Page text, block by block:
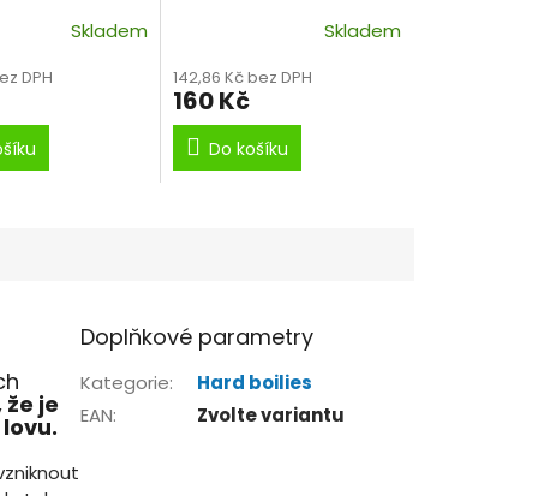
Skladem
DPH
švestky, chobotnice,
olihně.
Skladem
142,86 Kč bez DPH
160 Kč
Do košíku
je
Doplňkové parametry
Kategorie:
Hard boilies
EAN: Zvolte variantu